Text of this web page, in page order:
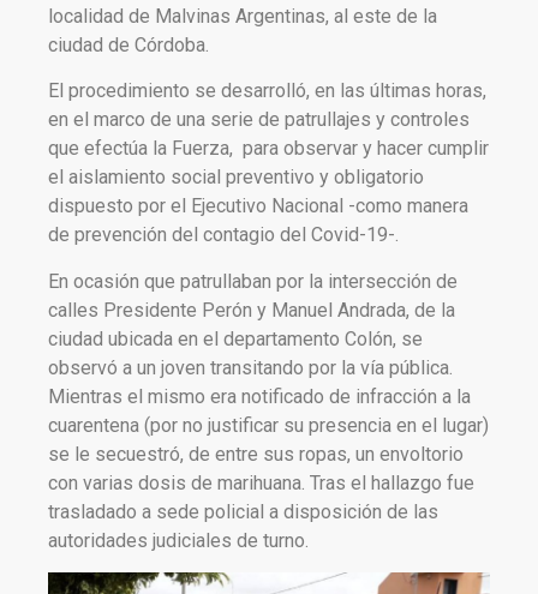
localidad de Malvinas Argentinas, al este de la
ciudad de Córdoba.
El procedimiento se desarrolló, en las últimas horas,
en el marco de una serie de patrullajes y controles
que efectúa la Fuerza, para observar y hacer cumplir
el aislamiento social preventivo y obligatorio
dispuesto por el Ejecutivo Nacional -como manera
de prevención del contagio del Covid-19-.
En ocasión que patrullaban por la intersección de
calles Presidente Perón y Manuel Andrada, de la
ciudad ubicada en el departamento Colón, se
observó a un joven transitando por la vía pública.
Mientras el mismo era notificado de infracción a la
cuarentena (por no justificar su presencia en el lugar)
se le secuestró, de entre sus ropas, un envoltorio
con varias dosis de marihuana. Tras el hallazgo fue
trasladado a sede policial a disposición de las
autoridades judiciales de turno.